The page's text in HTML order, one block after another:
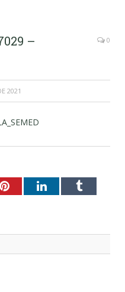
–
0
2021
PinterestLinkedInTumblr